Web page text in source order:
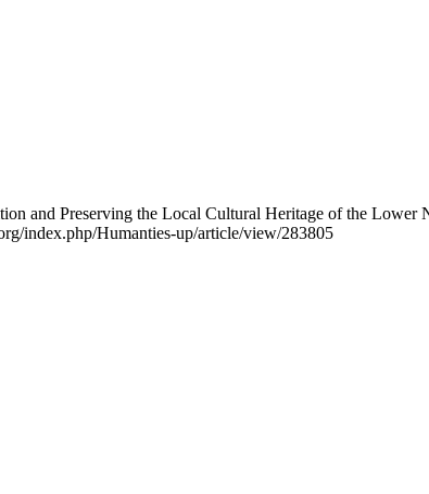
and Preserving the Local Cultural Heritage of the Lower
index.php/Humanties-up/article/view/283805